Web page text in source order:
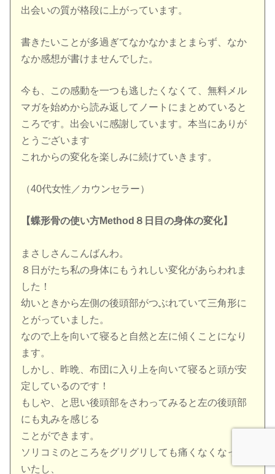
出会いの質が格段に上がっています。
書きたいことが多過ぎてなかなかまとまらず、なか
なか感想が書けませんでした。
今も、この感動を一つも逃したくなくて、無料メル
マガを始めから読み返してノートにまとめていると
ころです。出会いに感謝しています。本当にありが
とうございます
これからの変化を楽しみに続けていきます。
（40代女性／カウンセラー）
【蝶形骨の使い方Method８日目の身体の変化】
まさしさんこんばんわ。
８日がたち私の身体にもうれしい変化があらわれま
した！
幼いときから左側の後頭部がつぶれていて三角形に
とがっていました。
なので上を向いて寝ると自然と左に傾くことになり
ます。
しかし、昨晩、布団に入り上を向いて寝ると頭が安
定しているのです！
もしや、と思い後頭部をさわってみると左の後頭部
にも丸みを感じる
ことができます。
ソリコミのところをグリグリしても痛くなくなって
いたし、